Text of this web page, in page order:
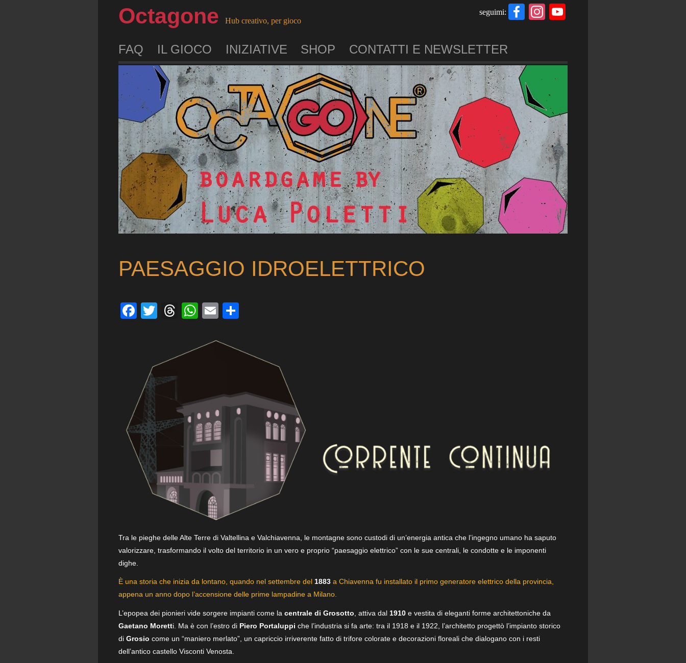
Octagone Hub creativo, per gioco
seguimi: Facebook
Instagram
FAQ IL GIOCO INIZIATIVE SHOP CONTATTI E NEWSLETTER
PAESAGGIO IDROELETTRICO
Facebook
TwitterThreads
WhatsApp
Email
Tra le pieghe delle Alte Terre di Valtellina e Valchiavenna, le montagne sono custodi di un’energia antica che l’ingegno umano ha saputo
valorizzare, trasformando il volto del territorio in un vero e proprio “paesaggio elettrico” con le sue centrali, le condotte e le imponenti
dighe.
È una storia che inizia da lontano, quando nel settembre del 1883 a Chiavenna fu installato il primo generatore elettrico della provincia,
appena un anno dopo l’accensione delle prime lampadine a Milano.
L’epopea dei pionieri vide sorgere impianti come la centrale di Grosotto , attiva dal 1910 e vestita di eleganti forme architettoniche da
Gaetano Moretti. Ma è con l’estro di Piero Portaluppi che l’industria si fa arte: tra il 1918 e il 1922, l’architetto progettò l’impianto storico
di Grosio come un “maniero merlato”, un capriccio irriverente fatto di trifore colorate e decorazioni floreali che dialogano con i resti
dell’antico castello Visconti Venosta.